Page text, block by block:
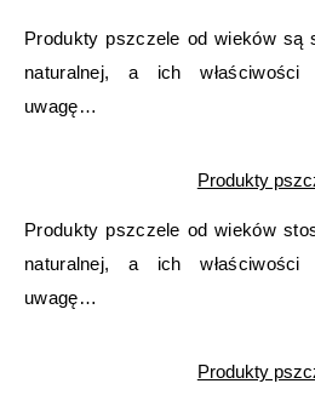
Produkty pszczele od wieków są
naturalnej, a ich właściwości
uwagę…
Produkty
Produkty pszczele od wieków
naturalnej, a ich właściwości
uwagę…
Produkty